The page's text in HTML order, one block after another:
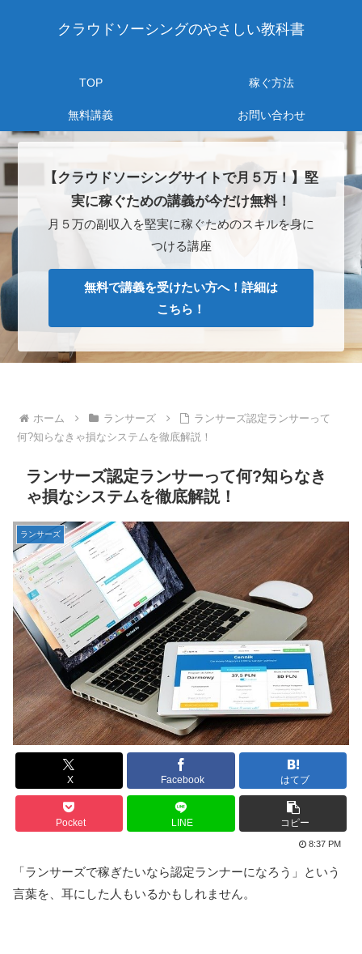
クラウドソーシングのやさしい教科書
TOP 稼ぐ方法
無料講義 お問い合わせ
【クラウドソーシングサイトで月５万！】堅
実に稼ぐための講義が今だけ無料！
月５万の副収入を堅実に稼ぐためのスキルを身に
つける講座
無料で講義を受けたい方へ！詳細は
こちら！
ホーム ランサーズ
ランサーズ認定ランサーって
何?知らなきゃ損なシステムを徹底解説！
ランサーズ認定ランサーって何?知らなき
ゃ損なシステムを徹底解説！
ランサーズ
X Facebook はてブ
Pocket LINE コピー
8:37 PM
「ランサーズで稼ぎたいなら認定ランナーになろう」という
言葉を、耳にした人もいるかもしれません。